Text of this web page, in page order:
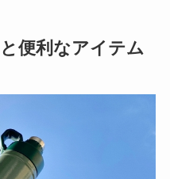
便利なアイテム